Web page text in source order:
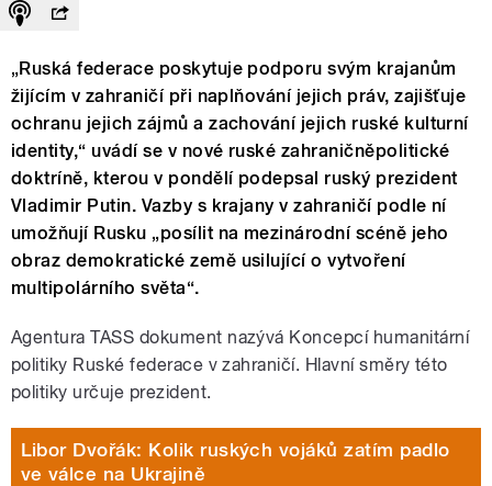
„Ruská federace poskytuje podporu svým krajanům
žijícím v zahraničí při naplňování jejich práv, zajišťuje
ochranu jejich zájmů a zachování jejich ruské kulturní
identity,“ uvádí se v nové ruské zahraničněpolitické
doktríně, kterou v pondělí podepsal ruský prezident
Vladimir Putin. Vazby s krajany v zahraničí podle ní
umožňují Rusku „posílit na mezinárodní scéně jeho
obraz demokratické země usilující o vytvoření
multipolárního světa“.
Agentura TASS dokument nazývá Koncepcí humanitární
politiky Ruské federace v zahraničí. Hlavní směry této
politiky určuje prezident.
Libor Dvořák: Kolik ruských vojáků zatím padlo
ve válce na Ukrajině